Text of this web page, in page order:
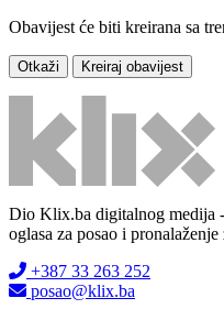
Obavijest će biti kreirana sa
Otkaži Kreiraj obavijest
Dio Klix.ba digitalnog medija
oglasa za posao i
+387 33 263 252
posao@klix.ba